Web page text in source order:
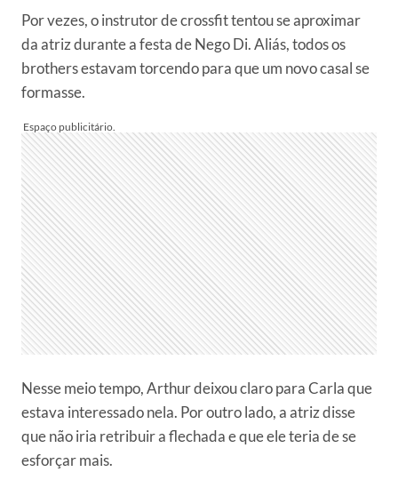
Por vezes, o instrutor de crossfit tentou se aproximar
da atriz durante a festa de Nego Di. Aliás, todos os
brothers estavam torcendo para que um novo casal se
formasse.
Nesse meio tempo, Arthur deixou claro para Carla que
estava interessado nela. Por outro lado, a atriz disse
que não iria retribuir a flechada e que ele teria de se
esforçar mais.